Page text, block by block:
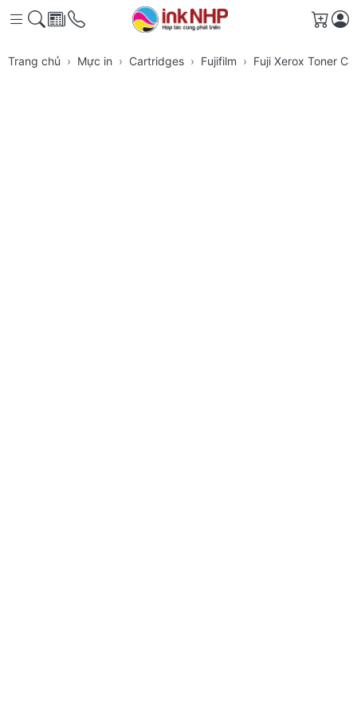
Giỏ
Trang chủ Mực in Cartridges Fujifilm Fuji Xerox Toner